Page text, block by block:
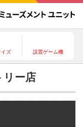
イズ 設置ゲーム機
ー店